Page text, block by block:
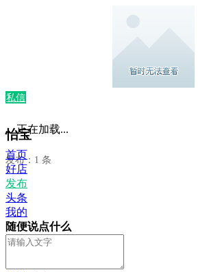
私信
怡宝
发布：1 条
正在加载...
首页
好店
发布
头条
我的
随便说点什么